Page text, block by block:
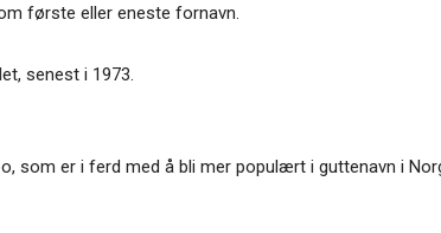
første eller eneste fornavn.
senest i 1973.
som er i ferd med å bli mer populært i guttenavn i